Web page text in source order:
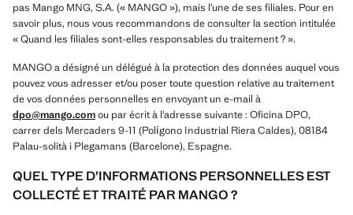
pas Mango MNG, S.A. (« MANGO »), mais l’une de ses filiales. Pour en
savoir plus, nous vous recommandons de consulter la section intitulée
« Quand les filiales sont-elles responsables du traitement ? ».
MANGO a désigné un délégué à la protection des données auquel vous
pouvez vous adresser et/ou poser toute question relative au traitement
de vos données personnelles en envoyant un e-mail à
dpo@mango.comou par écrit à l’adresse suivante : Oficina DPO,
carrer dels Mercaders 9-11 (Polígono Industrial Riera Caldes), 08184
Palau-solità i Plegamans (Barcelone), Espagne.
QUEL TYPE D’INFORMATIONS PERSONNELLES EST
COLLECTÉ ET TRAITÉ PAR MANGO ?